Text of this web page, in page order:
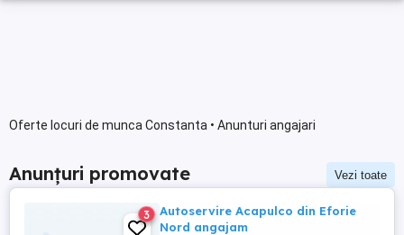
Oferte locuri de munca Constanta • Anunturi angajari
Anunțuri promovate Vezi toate
3
Autoservire Acapulco din Eforie
Nord angajam